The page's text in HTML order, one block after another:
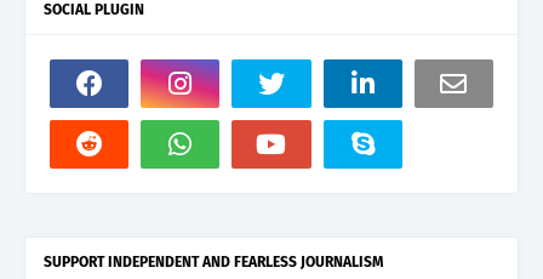
SOCIAL PLUGIN
SUPPORT INDEPENDENT AND FEARLESS JOURNALISM